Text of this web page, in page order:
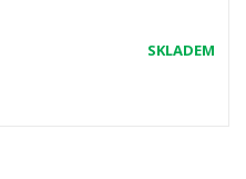
SKLADEM